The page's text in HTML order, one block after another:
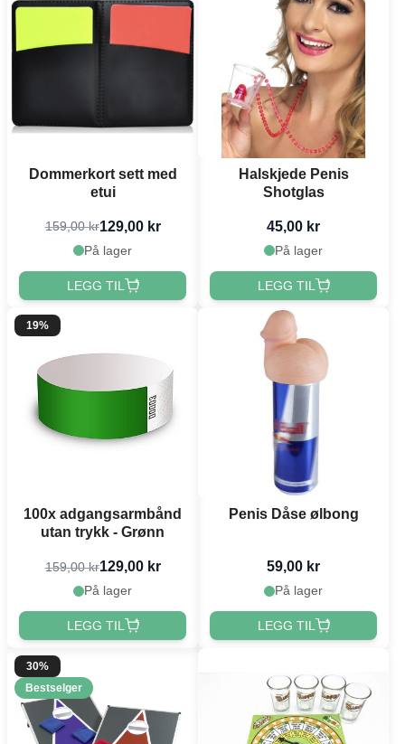
Dommerkort sett med
etui
159,00 kr129,00 kr
På lager
LEGG TIL
Halskjede Penis
Shotglas
45,00 kr
På lager
LEGG TIL
19%
100x adgangsarmbånd
utan trykk - Grønn
159,00 kr129,00 kr
På lager
LEGG TIL
Penis Dåse ølbong
59,00 kr
På lager
LEGG TIL
30%
Bestselger